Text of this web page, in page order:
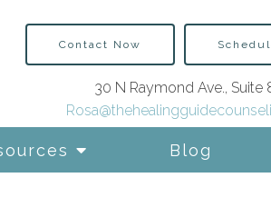
Blog
Contact Now
30 N Raymond Ave., Suite